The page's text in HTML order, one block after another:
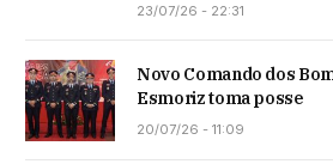
23/07/26 - 22:31
Novo Comando dos
Esmoriz toma posse
20/07/26 - 11:09